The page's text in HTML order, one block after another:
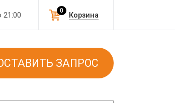
21:00 Корзина
0
ЗАПРОС